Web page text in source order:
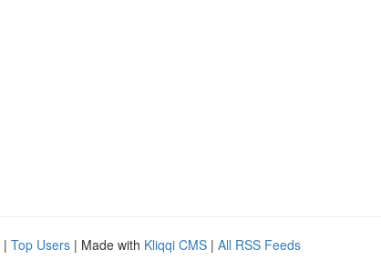
| Top Users | Made with Kliqqi CMS | All RSS Feeds